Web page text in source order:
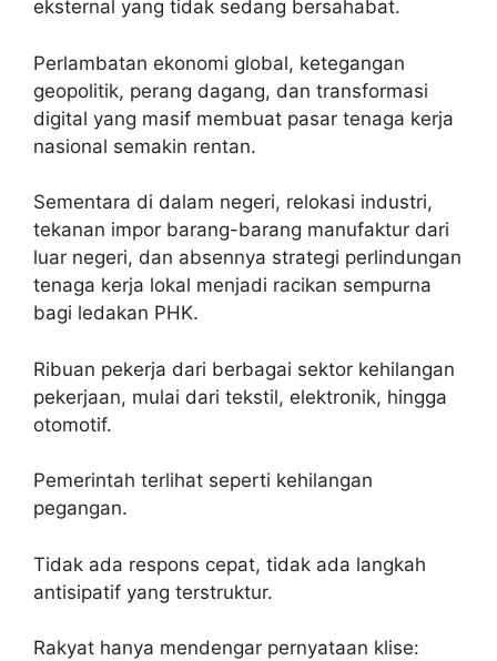
eksternal yang tidak sedang bersahabat.
Perlambatan ekonomi global, ketegangan
geopolitik, perang dagang, dan transformasi
digital yang masif membuat pasar tenaga kerja
nasional semakin rentan.
Sementara di dalam negeri, relokasi industri,
tekanan impor barang-barang manufaktur dari
luar negeri, dan absennya strategi perlindungan
tenaga kerja lokal menjadi racikan sempurna
bagi ledakan PHK.
Ribuan pekerja dari berbagai sektor kehilangan
pekerjaan, mulai dari tekstil, elektronik, hingga
otomotif.
Pemerintah terlihat seperti kehilangan
pegangan.
Tidak ada respons cepat, tidak ada langkah
antisipatif yang terstruktur.
Rakyat hanya mendengar pernyataan klise: